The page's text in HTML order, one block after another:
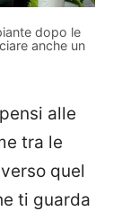
dopo le
anche un
alle
tra le
quel
ti guarda